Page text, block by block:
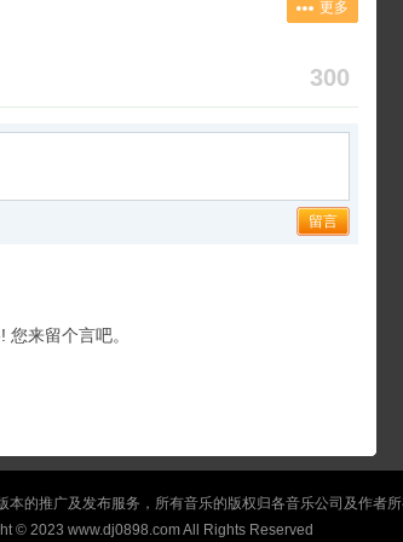
更多
300
留言
来留个言吧。
本的推广及发布服务，所有音乐的版权归各音乐公司及作者
© 2023 www.dj0898.com All Rights Reserved